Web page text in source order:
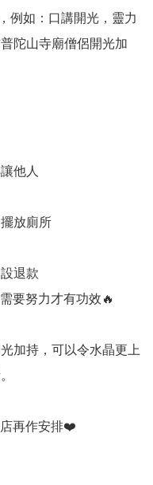
例如：口講開光，靈力
陀山寺廟僧侶開光加
他人
放廁所
退款
要努力才有功效🔥
加持，可以令水晶更上
再作安排❤️